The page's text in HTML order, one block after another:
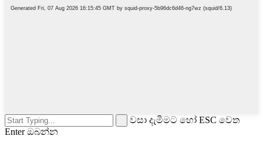
වසා දැමීමට හෝ ESC වෙත
Enter ඔබන්න